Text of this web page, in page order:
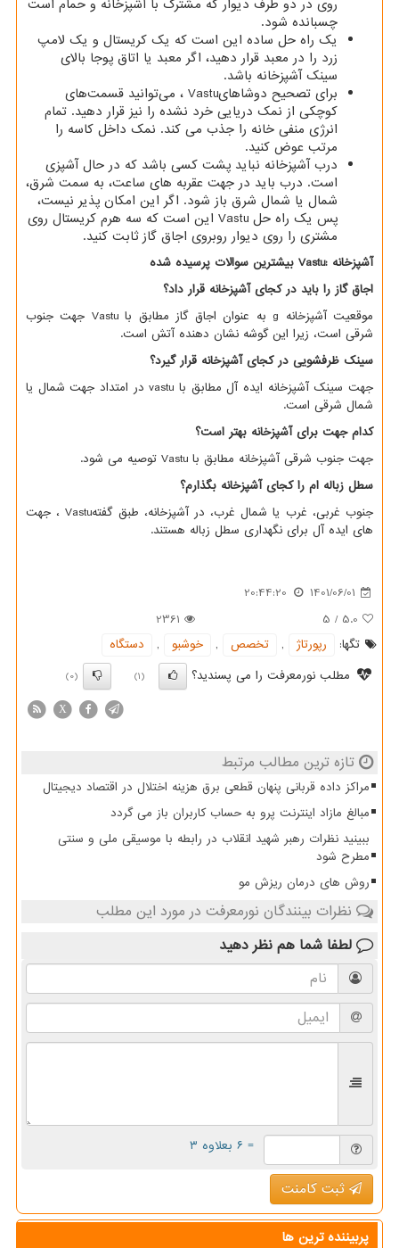
روی در دو طرف دیوار که مشترک با آشپزخانه و حمام است
چسبانده شود.
یک راه حل ساده این است که یک کریستال و یک لامپ
زرد را در معبد قرار دهید، اگر معبد یا اتاق پوجا بالای
سینک آشپزخانه باشد.
برای تصحیح دوشاهایVastu ، می‌توانید قسمت‌های
کوچکی از نمک دریایی خرد نشده را نیز قرار دهید. تمام
انرژی منفی خانه را جذب می کند. نمک داخل کاسه را
مرتب عوض کنید.
درب آشپزخانه نباید پشت کسی باشد که در حال آشپزی
است. درب باید در جهت عقربه های ساعت، به سمت شرق،
شمال یا شمال شرق باز شود. اگر این امکان پذیر نیست،
پس یک راه حل Vastu این است که سه هرم کریستال روی
مشتری را روی دیوار روبروی اجاق گاز ثابت کنید.
آشپزخانه Vastu: بیشترین سوالات پرسیده شده
اجاق گاز را باید در کجای آشپزخانه قرار داد؟
موقعیت آشپزخانه g به عنوان اجاق گاز مطابق باVastu جهت جنوب
شرقی است، زیرا این گوشه نشان دهنده آتش است.
سینک ظرفشویی در کجای آشپزخانه قرار گیرد؟
جهت سینک آشپزخانه ایده آل مطابق باvastu در امتداد جهت شمال یا
شمال شرقی است.
کدام جهت برای آشپزخانه بهتر است؟
جهت جنوب شرقی آشپزخانه مطابق با Vastu توصیه می شود.
سطل زباله ام را کجای آشپزخانه بگذارم؟
جنوب غربی، غرب یا شمال غرب، در آشپزخانه، طبق گفتهVastu ، جهت
های ایده آل برای نگهداری سطل زباله هستند.
1401/06/01
20:44:20
5.0
/
5
2361
تگها:
رپورتاژ , تخصص , خوشبو ,
دستگاه
مطلب نورمعرفت را می پسندید؟
(1)
(0)
X
تازه ترین مطالب مرتبط
مراکز داده قربانی پنهان قطعی برق هزینه اختلال در اقتصاد دیجیتال
مبالغ مازاد اینترنت پرو به حساب کاربران باز می گردد
ببینید نظرات رهبر شهید انقلاب در رابطه با موسیقی ملی و سنتی
مطرح شود
روش های درمان ریزش مو
نظرات بینندگان نورمعرفت در مورد این مطلب
لطفا شما هم نظر دهید
= ۶ بعلاوه ۳
ثبت کامنت
پربیننده ترین ها